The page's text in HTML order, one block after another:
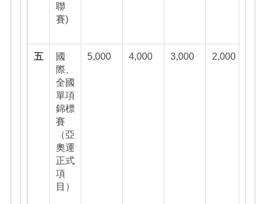
聯
賽)
五
國
際、
全國
單項
錦標
賽
（亞
奧運
正式
項
目）
5,000 4,000 3,000 2,000